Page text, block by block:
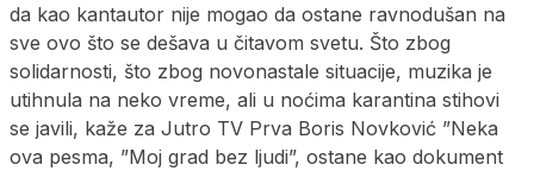
da kao kantautor nije mogao da ostane ravnodušan na
sve ovo što se dešava u čitavom svetu. Što zbog
solidarnosti, što zbog novonastale situacije, muzika je
utihnula na neko vreme, ali u noćima karantina stihovi
se javili, kaže za Jutro TV Prva Boris Novković ”Neka
ova pesma, ”Moj grad bez ljudi”, ostane kao dokument